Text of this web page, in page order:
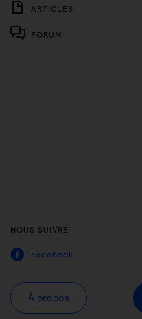
ARTICLES
FORUM
NOUS SUIVRE
Facebook
À propos